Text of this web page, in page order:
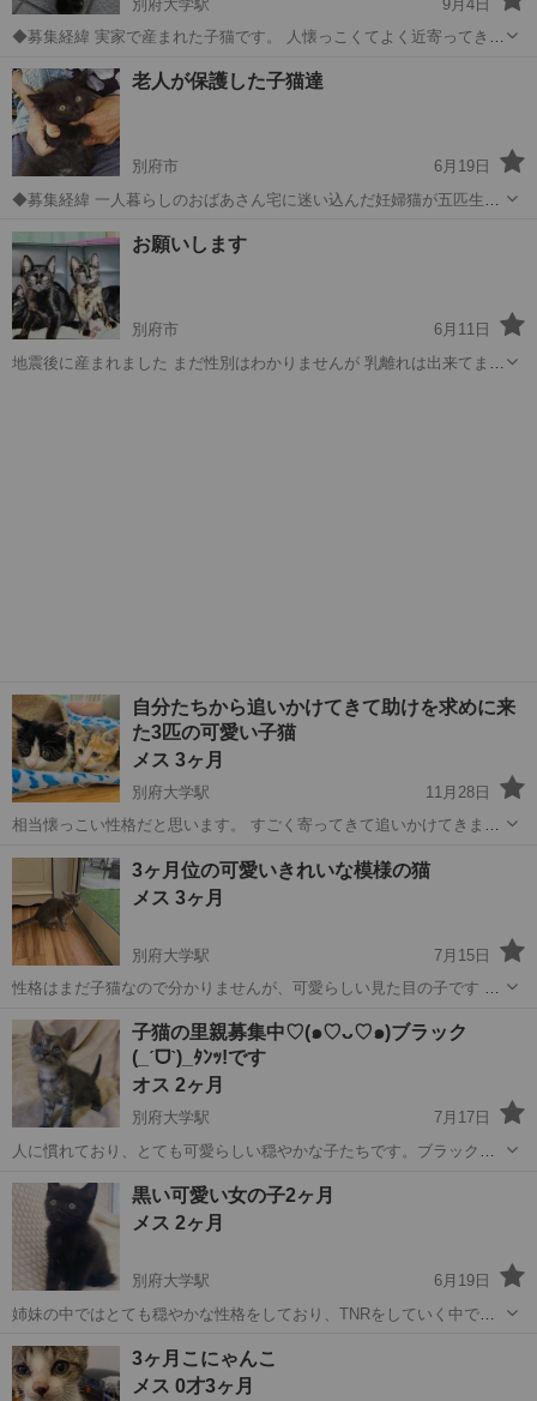
別府大学駅
9月4日
◆募集経緯 実家で産まれた子猫です。 人懐っこくてよく近寄ってきま
大分 別府市 別府大学駅 猫
老人が保護した子猫達
別府市
6月19日
◆募集経緯 一人暮らしのおばあさん宅に迷い込んだ妊婦猫が五匹生ん
を何処かに捨てようと考えてるので、私が何方か家族に迎えて下さる
方を探しますから、捨てないようにとお...
大分 別府市 妊婦
お願いします
別府市
6月11日
地震後に産まれました まだ性別はわかりませんが 乳離れは出来てます
自分たちから追いかけてきて助けを求めに来
た3匹の可愛い子猫
メス 3ヶ月
別府大学駅
11月28日
相当懐っこい性格だと思います。 すごく寄ってきて追いかけてきまし
も穏やかそうです(⁎⁍̴̛ᴗ⁍̴̛⁎) のらさんなのは 確認済み。 よいです。 よく
たべま...
大分 別府市 別府大学駅 猫 性格
3ヶ月位の可愛いきれいな模様の猫
メス 3ヶ月
別府大学駅
7月15日
性格はまだ子猫なので分かりませんが、可愛らしい見た目の子です の
す お話をしながらやりとりして決めていきたいと思います。大事に家
族にしてくださる方
大分 別府市 別府大学駅 猫 性格
子猫の里親募集中♡(๑♡ᴗ♡๑)ブラック
(_ˊᗜˋ)_ﾀﾝｯ!です
オス 2ヶ月
別府大学駅
7月17日
人に慣れており、とても可愛らしい穏やかな子たちです。ブラックの
もとても可愛らしいのですが大きくなったらさぞかしかっこいい猫に
なると思います。野良猫さんが産んだ子...
大分 別府市 別府大学駅 猫 ブラック
黒い可愛い女の子2ヶ月
メス 2ヶ月
別府大学駅
6月19日
姉妹の中ではとても穏やかな性格をしており、TNRをしていく中でお
認済み お母さん、猫が白血病もエイズもマイナスだったため マイナス
だと思います
大分 別府市 別府大学駅
3ヶ月こにゃんこ
メス 0才3ヶ月